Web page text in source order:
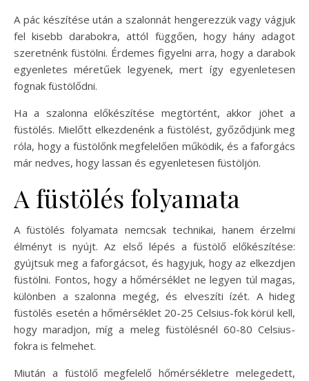
A pác készítése után a szalonnát hengerezzük vagy vágjuk
fel kisebb darabokra, attól függően, hogy hány adagot
szeretnénk füstölni. Érdemes figyelni arra, hogy a darabok
egyenletes méretűek legyenek, mert így egyenletesen
fognak füstölődni.
Ha a szalonna előkészítése megtörtént, akkor jöhet a
füstölés. Mielőtt elkezdenénk a füstölést, győződjünk meg
róla, hogy a füstölőnk megfelelően működik, és a faforgács
már nedves, hogy lassan és egyenletesen füstöljön.
A füstölés folyamata
A füstölés folyamata nemcsak technikai, hanem érzelmi
élményt is nyújt. Az első lépés a füstölő előkészítése:
gyújtsuk meg a faforgácsot, és hagyjuk, hogy az elkezdjen
füstölni. Fontos, hogy a hőmérséklet ne legyen túl magas,
különben a szalonna megég, és elveszíti ízét. A hideg
füstölés esetén a hőmérséklet 20-25 Celsius-fok körül kell,
hogy maradjon, míg a meleg füstölésnél 60-80 Celsius-
fokra is felmehet.
Miután a füstölő megfelelő hőmérsékletre melegedett,